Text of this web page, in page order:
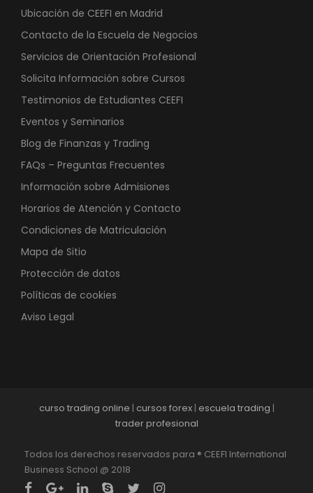
Ubicación de CEEFI en Madrid
Contacto de la Escuela de Negocios
Servicios de Orientación Profesional
Solicita Información sobre Cursos
Testimonios de Estudiantes CEEFI
Eventos y Seminarios
Blog de Finanzas y Trading
FAQs – Preguntas Frecuentes
Información sobre Admisiones
Horarios de Atención y Contacto
Condiciones de Matriculación
Mapa de Sitio
Protección de datos
Políticas de cookies
Aviso Legal
curso trading online | cursos forex| escuela trading |
trader profesional
Todos los derechos reservados para ® CEEFI International
Business School @ 2018